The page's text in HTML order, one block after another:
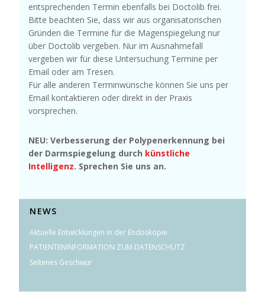
entsprechenden Termin ebenfalls bei Doctolib frei.
Bitte beachten Sie, dass wir aus organisatorischen
Gründen die Termine für die Magenspiegelung nur
über Doctolib vergeben. Nur im Ausnahmefall
vergeben wir für diese Untersuchung Termine per
Email oder am Tresen.
Für alle anderen Terminwünsche können Sie uns per
Email kontaktieren oder direkt in der Praxis
vorsprechen.
NEU: Verbesserung der Polypenerkennung bei
der Darmspiegelung durch künstliche
Intelligenz. Sprechen Sie uns an.
NEWS
Aktuelle Entwicklungen in der Endoskopie
PATIENTENINFORMATION ZUM DATENSCHUTZ
Seltenes Geschwür